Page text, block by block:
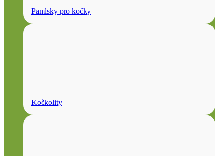
Pamlsky pro kočky
Kočkolity